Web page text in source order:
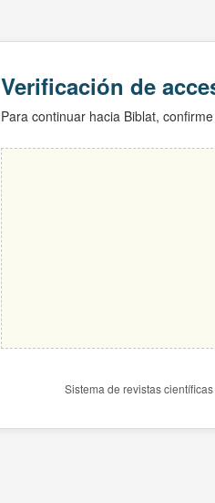
Verificación de
Para continuar hacia Biblat,
Sistema de revistas